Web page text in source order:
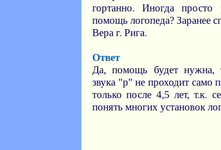
гортанно. Иногда
помощь логопеда? Заранее
Вера г. Рига.
Ответ
Да, помощь будет нужна,
звука "р" не проходит само
только после 4,5 лет, т.к.
понять многих установок